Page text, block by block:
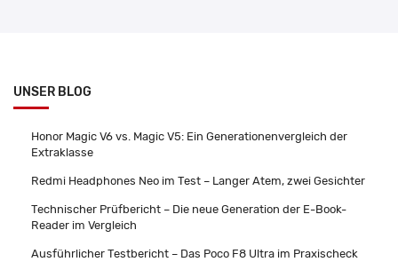
UNSER BLOG
Honor Magic V6 vs. Magic V5: Ein Generationenvergleich der
Extraklasse
Redmi Headphones Neo im Test – Langer Atem, zwei Gesichter
Technischer Prüfbericht – Die neue Generation der E-Book-
Reader im Vergleich
Ausführlicher Testbericht – Das Poco F8 Ultra im Praxischeck